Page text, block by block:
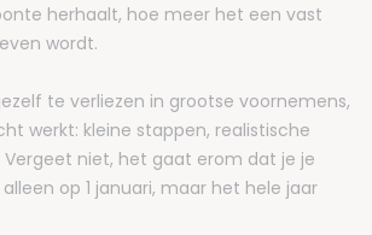
herhaalt, hoe meer het een vast
wordt.
te verliezen in grootse voornemens,
werkt: kleine stappen, realistische
Vergeet niet, het gaat erom dat je je
op 1 januari, maar het hele jaar